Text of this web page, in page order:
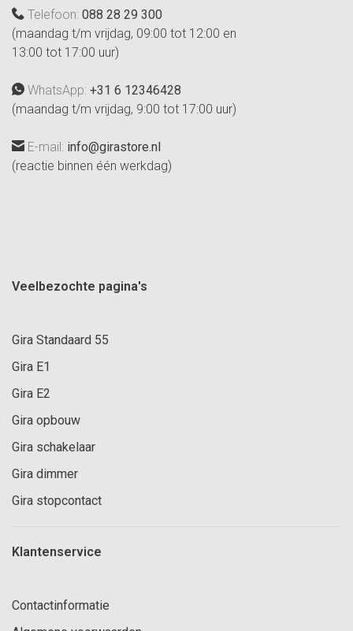
Telefoon: 088 28 29 300
(maandag t/m vrijdag, 09:00 tot 12:00 en
13:00 tot 17:00 uur)
WhatsApp: +31 6 12346428
(maandag t/m vrijdag, 9:00 tot 17:00 uur)
E-mail: info@girastore.nl
(reactie binnen één werkdag)
Veelbezochte pagina's
Gira Standaard 55
Gira E1
Gira E2
Gira opbouw
Gira schakelaar
Gira dimmer
Gira stopcontact
Klantenservice
Contactinformatie